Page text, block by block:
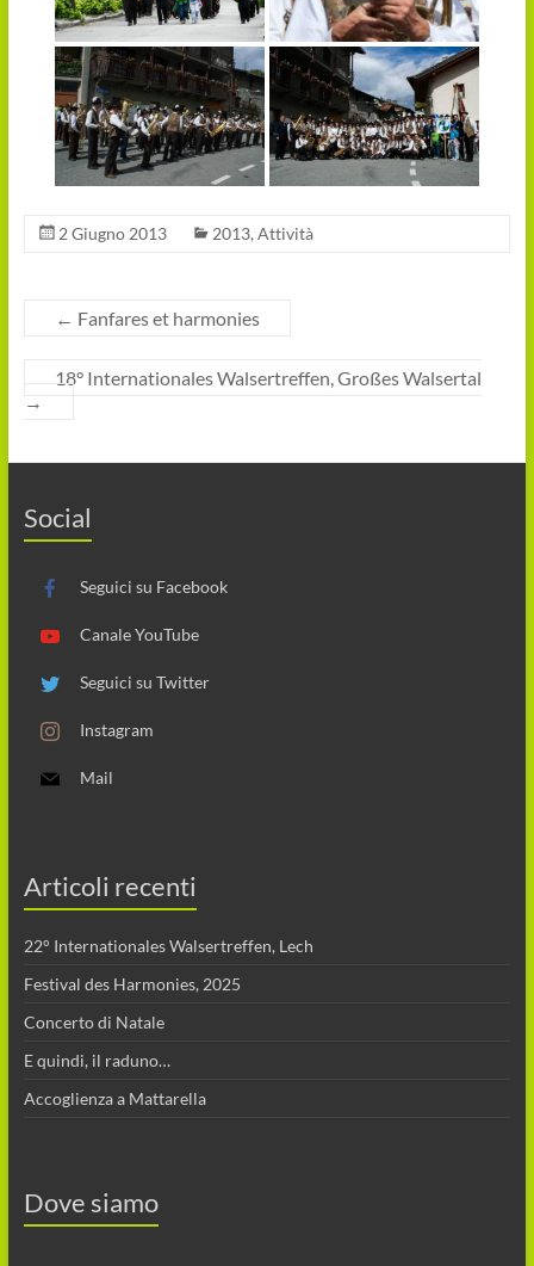
2 Giugno 2013 2013, Attività
← Fanfares et harmonies
18° Internationales Walsertreffen, Großes Walsertal
→
Social
Seguici su Facebook
Canale YouTube
Seguici su Twitter
Instagram
Mail
Articoli recenti
22° Internationales Walsertreffen, Lech
Festival des Harmonies, 2025
Concerto di Natale
E quindi, il raduno…
Accoglienza a Mattarella
Dove siamo